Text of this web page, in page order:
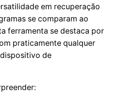
em recuperação
se comparam ao
ferramenta se destaca por
praticamente qualquer
de